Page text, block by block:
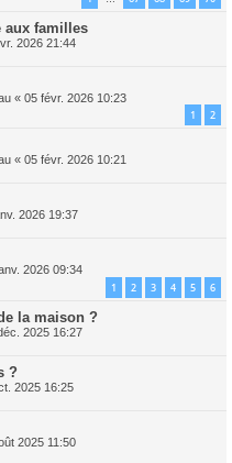
aux familles
2026 21:44
« 05 févr. 2026 10:23
1 2
« 05 févr. 2026 10:21
2026 19:37
2026 09:34
1 2 3 4 5 6
la maison ?
2025 16:27
?
2025 16:25
2025 11:50